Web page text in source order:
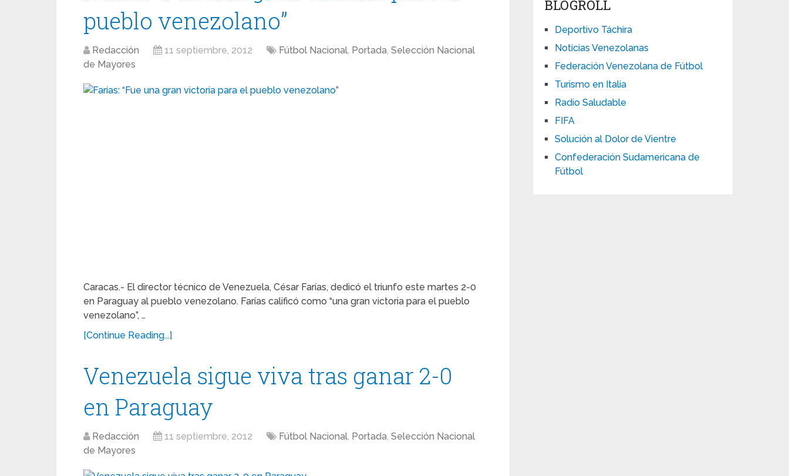
pueblo venezolano”
Redacción 11 septiembre, 2012 Fútbol Nacional, Portada, Selección Nacional
de Mayores
Caracas.- El director técnico de Venezuela, César Farías, dedicó el triunfo este martes 2-0
en Paraguay al pueblo venezolano. Farías calificó como “una gran victoria para el pueblo
venezolano”, …
[Continue Reading...]
Venezuela sigue viva tras ganar 2-0
en Paraguay
Redacción 11 septiembre, 2012 Fútbol Nacional, Portada, Selección Nacional
de Mayores
BLOGROLL
Deportivo Táchira
Noticias Venezolanas
Federación Venezolana de Fútbol
Turismo en Italia
Radio Saludable
FIFA
Solución al Dolor de Vientre
Confederación Sudamericana de
Fútbol